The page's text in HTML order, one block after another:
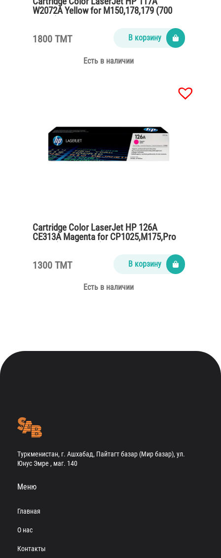
W2072A Yellow for M150,178,179 (700
1800 TMT В корзину
Есть в наличии
Cartridge Color LaserJet HP 126A
CE313A Magenta for CP1025,M175,Pro
1300 TMT В корзину
Есть в наличии
Туркменистан, г. Ашхабад, Пайтагт базар (Мир базар), ул.
Юнус Эмре , маг. 140
Меню
Главная
О нас
Контакты